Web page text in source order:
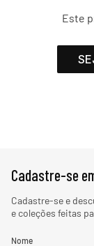
Este
Cadastre-se
Cadastre-se e
e coleções feitas
Nome